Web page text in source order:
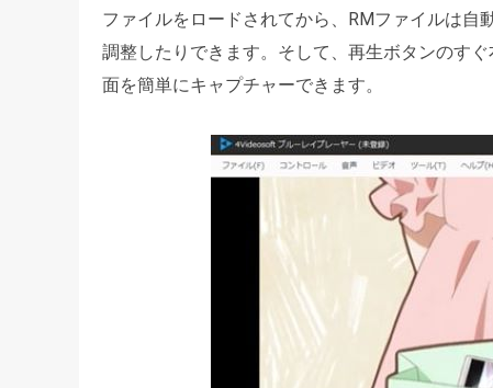
ファイルをロードされてから、RMファイルは
調整したりできます。そして、再生ボタンのす
面を簡単にキャプチャーできます。